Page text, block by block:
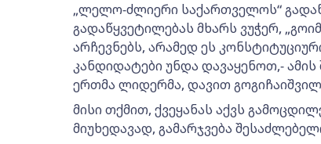
„ლელო-ძლიერი საქართველოს“
გადაწყვეტილებას მხარს ვუჭერ,
არჩევნებს, არამედ ეს
კანდიდატები უნდა დავაყენოთ,-
ერთმა ლიდერმა, დავით
მისი თქმით, ქვეყანას აქვს
მიუხედავად, გამარჯვება